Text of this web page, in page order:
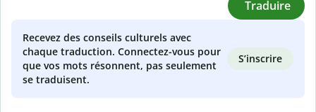
Traduire
Recevez des conseils culturels avec
chaque traduction. Connectez-vous pour
que vos mots résonnent, pas seulement
se traduisent.
S’inscrire